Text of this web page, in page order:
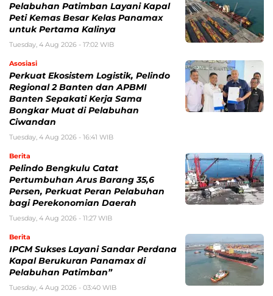
Pelabuhan Patimban Layani Kapal
Peti Kemas Besar Kelas Panamax
untuk Pertama Kalinya
Tuesday, 4 Aug 2026 - 17:02 WIB
Asosiasi
Perkuat Ekosistem Logistik, Pelindo
Regional 2 Banten dan APBMI
Banten Sepakati Kerja Sama
Bongkar Muat di Pelabuhan
Ciwandan
Tuesday, 4 Aug 2026 - 16:41 WIB
Berita
Pelindo Bengkulu Catat
Pertumbuhan Arus Barang 35,6
Persen, Perkuat Peran Pelabuhan
bagi Perekonomian Daerah
Tuesday, 4 Aug 2026 - 11:27 WIB
Berita
IPCM Sukses Layani Sandar Perdana
Kapal Berukuran Panamax di
Pelabuhan Patimban”
Tuesday, 4 Aug 2026 - 03:40 WIB